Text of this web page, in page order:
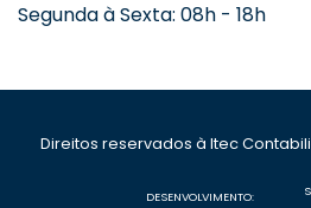
Segunda à Sexta: 08h - 18h
Direitos reservados à Itec
DESENVOLVIMENTO: